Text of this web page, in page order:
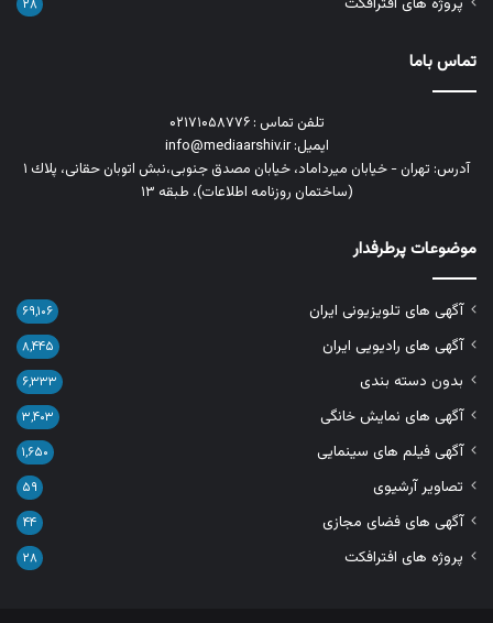
۲۸
تماس باما
تلفن تماس : ۰۲۱۷۱۰۵۸۷۷۶
ایمیل: info@mediaarshiv.ir
آدرس: تهران - خیابان میرداماد، خیابان مصدق جنوبی،نبش اتوبان حقانی، پلاك ١
(ساختمان روزنامه اطلاعات)، طبقه ۱۳
موضوعات پرطرفدار
آگهی های تلویزیونی ایران ۶۹,۱۰۶
آگهی های رادیویی ایران ۸,۴۴۵
بدون دسته بندی ۶,۳۳۳
آگهی های نمایش خانگی ۳,۴۰۳
آگهی فیلم های سینمایی ۱,۶۵۰
تصاویر آرشیوی ۵۹
آگهی های فضای مجازی ۴۴
پروژه های افترافکت ۲۸